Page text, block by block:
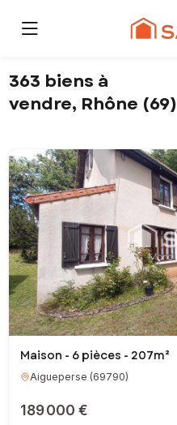
363 biens à
vendre, Rhône (69)
Maison - 6 pièces - 207m²
Aigueperse (69790)
189 000 €